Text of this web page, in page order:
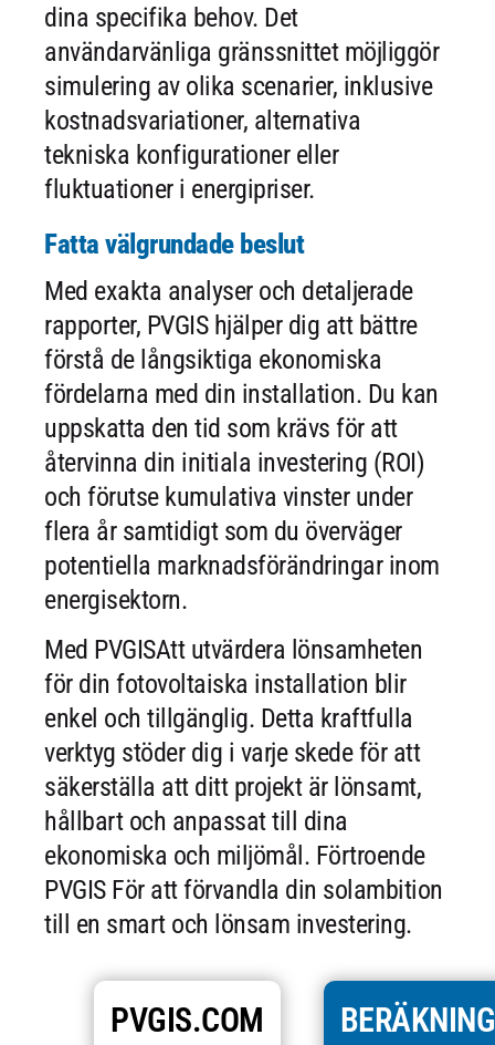
dina specifika behov. Det
användarvänliga gränssnittet möjliggör
simulering av olika scenarier, inklusive
kostnadsvariationer, alternativa
tekniska konfigurationer eller
fluktuationer i energipriser.
Fatta välgrundade beslut
Med exakta analyser och detaljerade
rapporter, PVGIS hjälper dig att bättre
förstå de långsiktiga ekonomiska
fördelarna med din installation. Du kan
uppskatta den tid som krävs för att
återvinna din initiala investering (ROI)
och förutse kumulativa vinster under
flera år samtidigt som du överväger
potentiella marknadsförändringar inom
energisektorn.
Med PVGISAtt utvärdera lönsamheten
för din fotovoltaiska installation blir
enkel och tillgänglig. Detta kraftfulla
verktyg stöder dig i varje skede för att
säkerställa att ditt projekt är lönsamt,
hållbart och anpassat till dina
ekonomiska och miljömål. Förtroende
PVGIS För att förvandla din solambition
till en smart och lönsam investering.
PVGIS.COM